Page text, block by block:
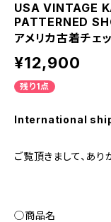
USA VINTAGE
PATTERNED
アメリカ古着チェ
¥12,900
残り1点
International
ご覧頂きまして、あり
◯商品名